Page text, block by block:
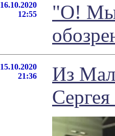
16.10.2020
12:55
"О!
15.10.2020
21:36
Из